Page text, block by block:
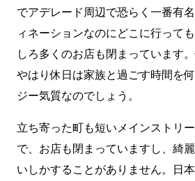
でアデレード周辺で恐らく一番有
ィネーションなのにどこに行って
しろ多くのお店も閉まっています
やはり休日は家族と過ごす時間を
ジー気質なのでしょう。
立ち寄った町も短いメインストリ
で、お店も閉まっていますし、綺
いしかすることがありません。日